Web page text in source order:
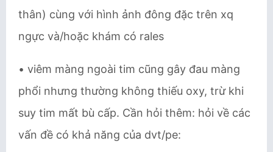
thân) cùng với hình ảnh đông đặc trên xq
ngực và/hoặc khám có rales
• viêm màng ngoài tim cũng gây đau màng
phổi nhưng thường không thiếu oxy, trừ khi
suy tim mất bù cấp. Cần hỏi thêm: hỏi về các
vấn đề có khả năng của dvt/pe: